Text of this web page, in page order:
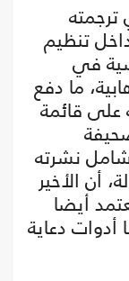
ترجمته
داخل تنظيم
في
ما دفع
على قائمة
نشرته
أن الأخير
أيضا
دعاية